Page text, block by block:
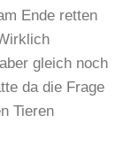
Ende retten
gleich noch
da die Frage
Tieren